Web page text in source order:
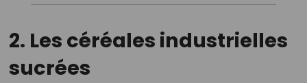
2. Les céréales industrielles
sucrées